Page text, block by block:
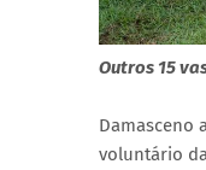
Outros 15
Damasceno
voluntário